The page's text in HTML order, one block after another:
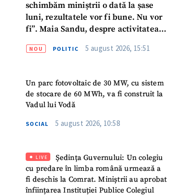
schimbăm miniștrii o dată la șase
luni, rezultatele vor fi bune. Nu vor
fi”. Maia Sandu, despre activitatea
NOU POLITIC 5 august 2026, 15:51
Un parc fotovoltaic de 30 MW, cu sistem
de stocare de 60 MWh, va fi construit la
Vadul lui Vodă
SOCIAL 5 august 2026, 10:58
LIVE
Ședința Guvernului: Un colegiu
cu predare în limba română urmează a
fi deschis la Comrat. Miniștrii au aprobat
înființarea Instituției Publice Colegiul